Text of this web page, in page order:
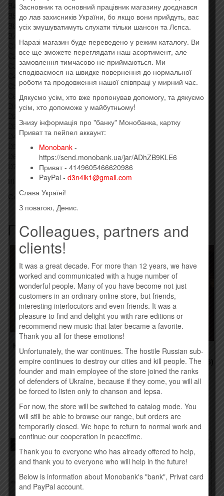
B4 One Of My Turns
B5 Don’t Leave Me Now
B6 Another Brick In The Wall Part 3
C1 Hey You
C2 Is There Anybody Out There?
C3 Nobody Home
C4 Vera
C5 Bring The Boys Back Home
C6 Comfortably Numb
D1 The Show Must Go On
D3 Run Like Hell
D4 Waiting For The Worms
D5 Stop
D6 The Trial
D7 Outside The Wall
Штрих код: 5099902988313
Стиль: Rock, Prog Rock, Classic Rock
Похожие товары
КОНТРАБАНДА.COM.UA –
DREAMER (2015)
260,00грн.
Купить
O.TORVALD –
#НАШІЛЮДИВСЮДИ (2016)
245,00грн.
Товар закінчився!
Засновник та основний працівник магазину доєднався
до лав захисників України, бо якщо вони прийдуть, вас
усіх змушуватимуть слухати тільки шансон та Лєпса.
Наразі магазин буде переведено у режим каталогу. Ви
все ще зможете переглядати наш асортимент, але
замовлення тимчасово не приймаються. Ми
сподіваємося на швидке повернення до нормальної
роботи та продовження нашої співпраці у мирний час.
Дякуємо усім, хто вже пропонував допомогу, та дякуємо
усім, хто допоможе у майбутньому!
Знизу інформація про "банку" Монобанка, картку
Приват та пейпел аккаунт:
Monobank -
https://send.monobank.ua/jar/ADhZB9KLE6
Приват - 4149605466620986
PayPal - d3n4ik1@gmail.com
Слава Україні!
З повагою, Денис.
Colleagues, partners and
clients!
It was a great decade. For more than 12 years, we have
worked and communicated with a huge number of
wonderful people. Many of you have become not just
customers in an ordinary online store, but friends,
interesting interlocutors and even friends. It was a
pleasure to find and delight you with rare editions or
recommend new music that later became a favorite.
Thank you all for these emotions!
Unfortunately, the war continues. The hostile Russian sub-
empire continues to destroy our cities and kill people. The
founder and main employee of the store joined the ranks
of defenders of Ukraine, because if they come, you will all
be forced to listen only to chanson and lepsa.
For now, the store will be switched to catalog mode. You
will still be able to browse our range, but orders are
temporarily closed. We hope to return to normal work and
continue our cooperation in peacetime.
Thank you to everyone who has already offered to help,
and thank you to everyone who will help in the future!
Below is information about Monobank's "bank", Privat card
and PayPal account.